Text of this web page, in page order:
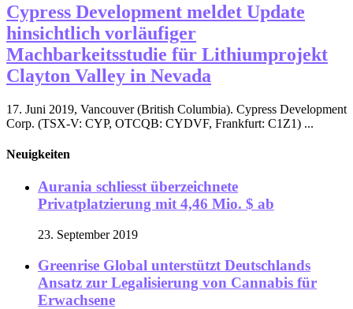
Cypress Development meldet Update
hinsichtlich vorläufiger
Machbarkeitsstudie für Lithiumprojekt
Clayton Valley in Nevada
17. Juni 2019, Vancouver (British Columbia). Cypress Development
Corp. (TSX-V: CYP, OTCQB: CYDVF, Frankfurt: C1Z1) ...
Neuigkeiten
Aurania schliesst überzeichnete
Privatplatzierung mit 4,46 Mio. $ ab
23. September 2019
Greenrise Global unterstützt Deutschlands
Ansatz zur Legalisierung von Cannabis für
Erwachsene